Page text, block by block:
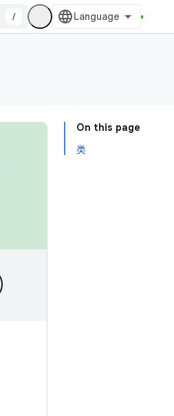
/
On this page
类